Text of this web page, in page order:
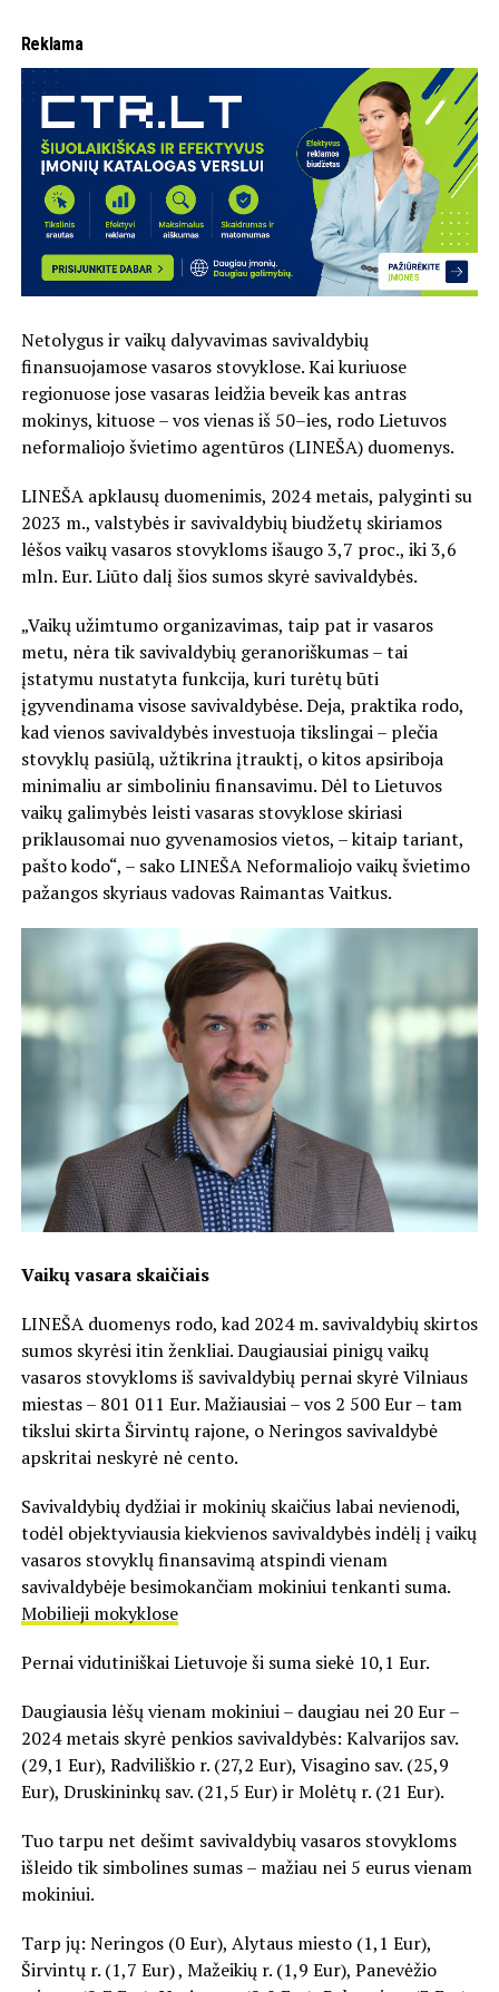
Reklama
Netolygus ir vaikų dalyvavimas savivaldybių
finansuojamose vasaros stovyklose. Kai kuriuose
regionuose jose vasaras leidžia beveik kas antras
mokinys, kituose – vos vienas iš 50–ies, rodo Lietuvos
neformaliojo švietimo agentūros (LINEŠA) duomenys.
LINEŠA apklausų duomenimis, 2024 metais, palyginti su
2023 m., valstybės ir savivaldybių biudžetų skiriamos
lėšos vaikų vasaros stovykloms išaugo 3,7 proc., iki 3,6
mln. Eur. Liūto dalį šios sumos skyrė savivaldybės.
„Vaikų užimtumo organizavimas, taip pat ir vasaros
metu, nėra tik savivaldybių geranoriškumas – tai
įstatymu nustatyta funkcija, kuri turėtų būti
įgyvendinama visose savivaldybėse. Deja, praktika rodo,
kad vienos savivaldybės investuoja tikslingai – plečia
stovyklų pasiūlą, užtikrina įtrauktį, o kitos apsiriboja
minimaliu ar simboliniu finansavimu. Dėl to Lietuvos
vaikų galimybės leisti vasaras stovyklose skiriasi
priklausomai nuo gyvenamosios vietos, – kitaip tariant,
pašto kodo“, – sako LINEŠA Neformaliojo vaikų švietimo
pažangos skyriaus vadovas Raimantas Vaitkus.
Vaikų vasara skaičiais
LINEŠA duomenys rodo, kad 2024 m. savivaldybių skirtos
sumos skyrėsi itin ženkliai. Daugiausiai pinigų vaikų
vasaros stovykloms iš savivaldybių pernai skyrė Vilniaus
miestas – 801 011 Eur. Mažiausiai – vos 2 500 Eur – tam
tikslui skirta Širvintų rajone, o Neringos savivaldybė
apskritai neskyrė nė cento.
Savivaldybių dydžiai ir mokinių skaičius labai nevienodi,
todėl objektyviausia kiekvienos savivaldybės indėlį į vaikų
vasaros stovyklų finansavimą atspindi vienam
savivaldybėje besimokančiam mokiniui tenkanti suma.
Mobilieji mokyklose
Pernai vidutiniškai Lietuvoje ši suma siekė 10,1 Eur.
Daugiausia lėšų vienam mokiniui – daugiau nei 20 Eur –
2024 metais skyrė penkios savivaldybės: Kalvarijos sav.
(29,1 Eur), Radviliškio r. (27,2 Eur), Visagino sav. (25,9
Eur), Druskininkų sav. (21,5 Eur) ir Molėtų r. (21 Eur).
Tuo tarpu net dešimt savivaldybių vasaros stovykloms
išleido tik simbolines sumas – mažiau nei 5 eurus vienam
mokiniui.
Tarp jų: Neringos (0 Eur), Alytaus miesto (1,1 Eur),
Širvintų r. (1,7 Eur) , Mažeikių r. (1,9 Eur), Panevėžio